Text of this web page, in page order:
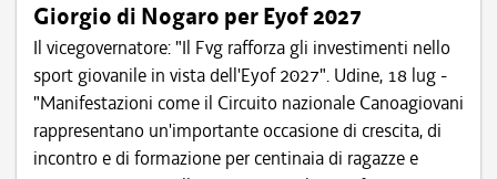
Giorgio di Nogaro per Eyof 2027
Il vicegovernatore: "Il Fvg rafforza gli investimenti nello
sport giovanile in vista dell'Eyof 2027". Udine, 18 lug -
"Manifestazioni come il Circuito nazionale Canoagiovani
rappresentano un'importante occasione di crescita, di
incontro e di formazione per centinaia di ragazze e